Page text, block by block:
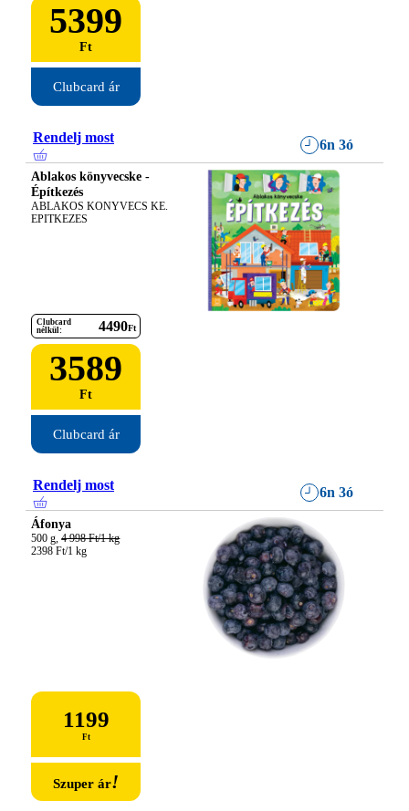
5399
Ft
Clubcard ár
Rendelj most 6n 3ó
Ablakos könyvecske -
Építkezés
ABLAKOS KONYVECS KE.
EPITKEZES
Clubcard
nélkül:
4490Ft
3589
Ft
Clubcard ár
Rendelj most 6n 3ó
Áfonya
500 g, 4 998 Ft/1 kg
2398 Ft/1 kg
1199
Ft
Szuper ár!